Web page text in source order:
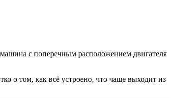
с поперечным расположением двигателя
о том, как всё устроено, что чаще выходит из